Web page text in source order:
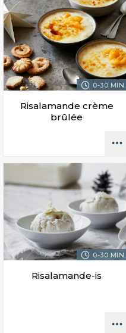
0-30 MIN.
Risalamande crème
brûlée
0-30 MIN.
Risalamande-is